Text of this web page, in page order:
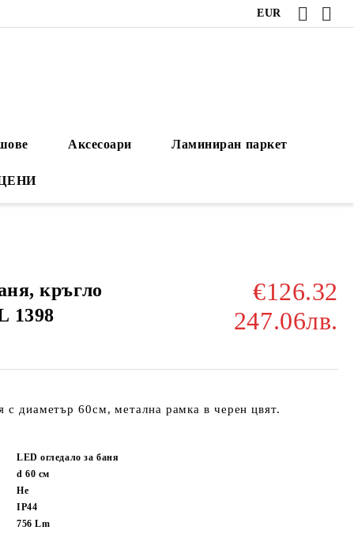
EUR
Аксесоари Ламиниран паркет
кръгло
1398
€126.32
247.06лв.
с диаметър 60см, метална рамка в черен цвят.
LED огледало за баня
d 60 см
Не
IP44
756Lm